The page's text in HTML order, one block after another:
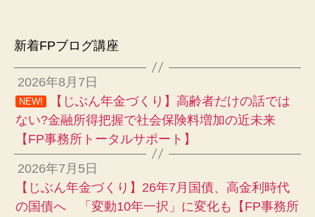
新着FPブログ講座
2026年8月7日
NEW!
【じぶん年金づくり】高齢者だけの話では
ない?金融所得把握で社会保険料増加の近未来
【FP事務所トータルサポート】
2026年7月5日
【じぶん年金づくり】26年7月国債、高金利時代
の国債へ 「変動10年一択」に変化も【FP事務所